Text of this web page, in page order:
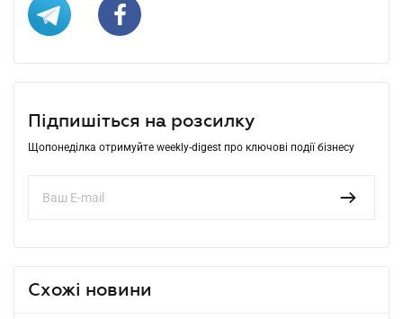
Підпишіться на розсилку
Щопонеділка отримуйте weekly-digest про ключові події бізнесу
Схожі новини